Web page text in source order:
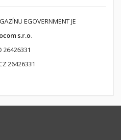
EGOVERNMENT JE
s.r.o.
26426331
26426331